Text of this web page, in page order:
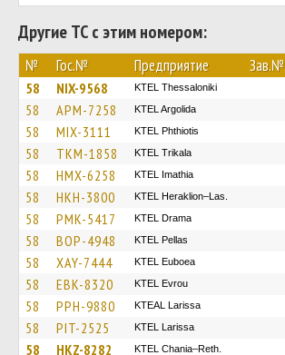
Другие ТС с этим номером:
№ Гос.№ Предприятие Зав.№
58 NIX-9568 KTEL Thessaloniki
58 APM-7258 KTEL Argolida
58 MIX-3111 ΚΤΕL Phthiotis
58 TKM-1858 ΚΤΕL Τrikala
58 HMX-6258 KTEL Imathia
58 HKH-3800 KTEL Heraklion–Las.
58 PMK-5417 KTEL Drama
58 BOP-4948 KTEL Pellas
58 XAY-7444 ΚΤΕL Euboea
58 EBK-8320 KTEL Evrou
58 PPH-9880 KTEAL Larissa
58 PIT-2525 KTEL Larissa
58 HKZ-8282 KTEL Chania–Reth.